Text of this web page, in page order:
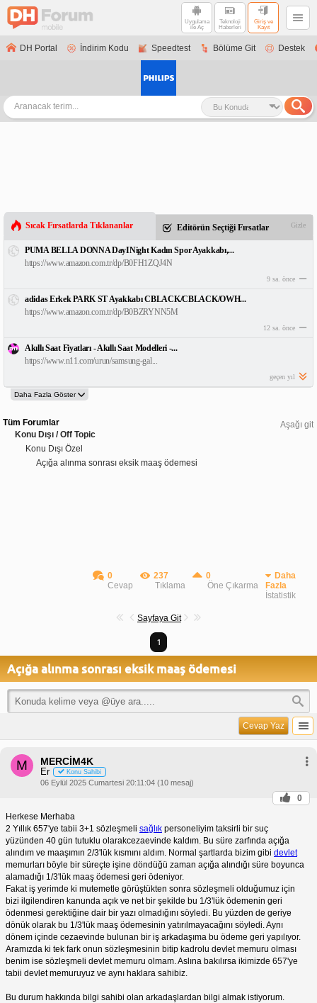
Uygulama
ile Aç
Teknoloji
Haberleri
Giriş ve
Kayıt
DH Portal İndirim Kodu Speedtest Bölüme Git Destek
Sıcak Fırsatlarda Tıklananlar Editörün Seçtiği Fırsatlar Gizle
PUMA BELLA DONNA DayINight Kadın Spor Ayakkabı,...
https://www.amazon.com.tr/dp/B0FH1ZQJ4N
9 sa. önce
adidas Erkek PARK ST Ayakkabı CBLACK/CBLACK/OWH...
https://www.amazon.com.tr/dp/B0BZRYNN5M
12 sa. önce
Akıllı Saat Fiyatları - Akıllı Saat Modelleri -...
https://www.n11.com/urun/samsung-gal...
geçen yıl
Aşağı git
Tüm Forumlar
Konu Dışı / Off Topic
Konu Dışı Özel
Açığa alınma sonrası eksik maaş ödemesi
0
Cevap
237
Tıklama
0
Öne Çıkarma
Daha
Fazla
İstatistik
Sayfaya Git
1
Açığa alınma sonrası eksik maaş ödemesi
Cevap Yaz
M MERCİM4K
Er Konu Sahibi
06 Eylül 2025 Cumartesi 20:11:04 (10 mesaj)
0
Herkese Merhaba
2 Yıllık 657'ye tabii 3+1 sözleşmeli sağlık personeliyim taksirli bir suç
yüzünden 40 gün tutuklu olarakcezaevinde kaldım. Bu süre zarfında açığa
alındım ve maaşımın 2/3'lük kısmını aldım. Normal şartlarda bizim gibi devlet
memurları böyle bir süreçte işine döndüğü zaman açığa alındığı süre boyunca
alamadığı 1/3'lük maaş ödemesi geri ödeniyor.
Fakat iş yerimde ki mutemetle görüştükten sonra sözleşmeli olduğumuz için
bizi ilgilendiren kanunda açık ve net bir şekilde bu 1/3'lük ödemenin geri
ödenmesi gerektiğine dair bir yazı olmadığını söyledi. Bu yüzden de geriye
dönük olarak bu 1/3'lük maaş ödemesinin yatırılmayacağını söyledi. Aynı
dönem içinde cezaevinde bulunan bir iş arkadaşıma bu ödeme geri yapılıyor.
Aramızda ki tek fark onun sözleşmesinin bitip kadrolu devlet memuru olması
benim ise sözleşmeli devlet memuru olmam. Aslına bakılırsa ikimizde 657'ye
tabii devlet memuruyuz ve aynı haklara sahibiz.
Bu durum hakkında bilgi sahibi olan arkadaşlardan bilgi almak istiyorum.